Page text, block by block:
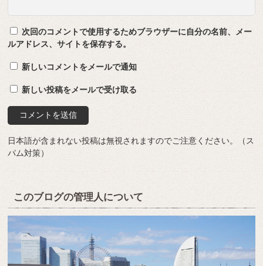
次回のコメントで使用するためブラウザーに自分の名前、メー
ルアドレス、サイトを保存する。
新しいコメントをメールで通知
新しい投稿をメールで受け取る
日本語が含まれない投稿は無視されますのでご注意ください。（ス
パム対策）
このブログの管理人について